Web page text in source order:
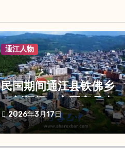
通江人物
民国期间通江县铁佛乡
（刘坪场）主要官员表
2026年3月17日